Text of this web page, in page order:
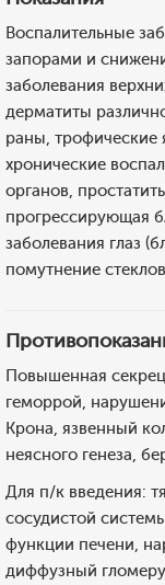
Воспалительные
запорами и
заболевания
дерматиты
раны, трофические
хронические
органов,
прогрессирующая
заболевания глаз
помутнение
Повышенная
геморрой,
Крона, язвенный
неясного генеза,
Для п/к введения:
сосудистой
функции печени,
диффузный